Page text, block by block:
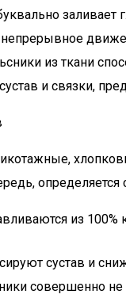
из ткани
и связки,
из 100%
сустав и
совершенно